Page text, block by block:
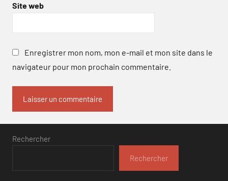
Site web
Enregistrer mon nom, mon e-mail et mon site dans le
navigateur pour mon prochain commentaire.
Rechercher
Rechercher